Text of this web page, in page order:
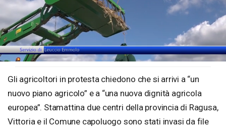
Unmute Loaded
Gli agricoltori in protesta chiedono che si arrivi a “un
nuovo piano agricolo” e a “una nuova dignità agricola
europea”. Stamattina due centri della provincia di Ragusa,
Vittoria e il Comune capoluogo sono stati invasi da file